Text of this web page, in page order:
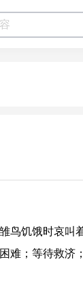
鸟饥饿时哀叫
难；等待救济；